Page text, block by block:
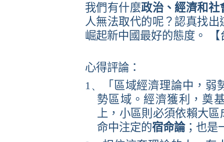
我們有什麼政治、經濟和社
人無法取代的呢？認真找
崛起新中國最好的態度。
心得評論：
1、
「區域經濟理論中，
勢區域。經濟獲利，奠
上，小區則必須依賴大區
命中注定的宿命論；也是